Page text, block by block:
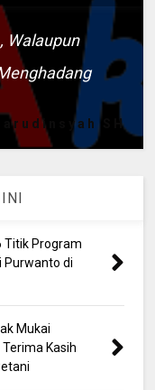
Walaupun
SH
Titik Program
Purwanto di
Mukai
Kasih